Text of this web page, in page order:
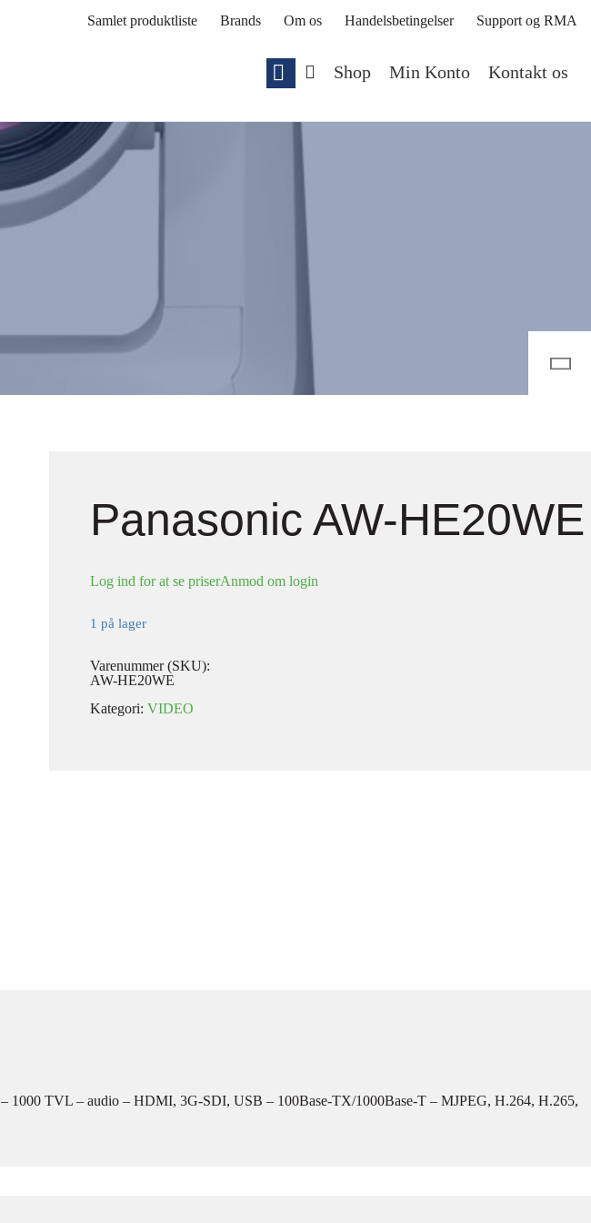
Samlet produktliste Brands Om os Handelsbetingelser Support og RMA
Shop Min Konto Kontakt os
Panasonic AW-HE20WE
Log ind for at se priserAnmod om login
1 på lager
Varenummer (SKU):
AW-HE20WE
Kategori: VIDEO
1000 TVL – audio – HDMI, 3G-SDI, USB – 100Base-TX/1000Base-T – MJPEG, H.264, H.265,